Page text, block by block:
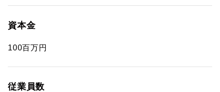
資本金
100百万円
従業員数